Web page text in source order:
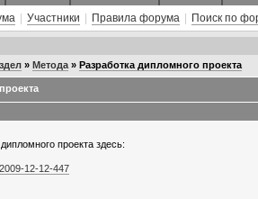
Участники Правила форума Поиск по
» Метода » Разработка дипломного проекта
проекта здесь:
12-12-447